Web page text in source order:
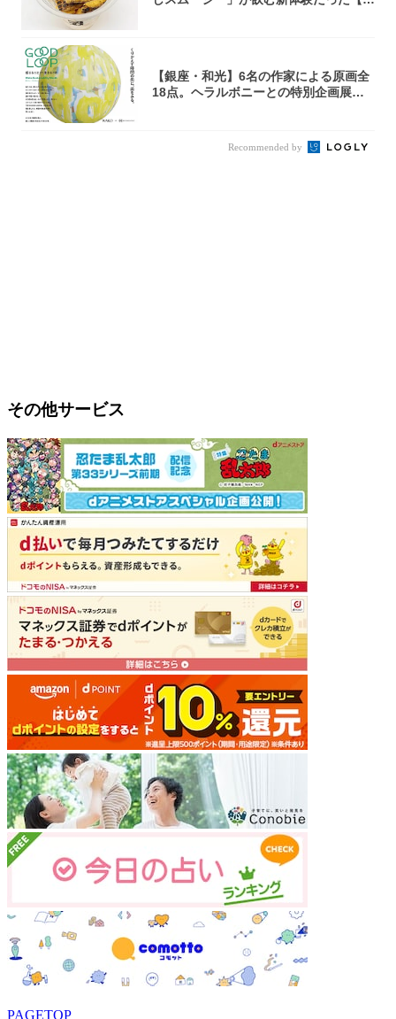
【銀座・和光】6名の作家による原画全
18点。ヘラルボニーとの特別企画展「G
Recommended by
その他サービス
PAGETOP